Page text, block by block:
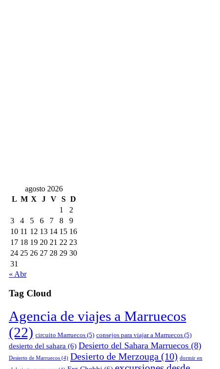
agosto 2026
L M X J V S D
1
2
3
4 5 6 7 8
9
10 11 12 13 14 15 16
17 18 19 20 21 22 23
24 25 26 27 28 29 30
31
« Abr
Tag Cloud
Agencia de viajes a Marruecos
(22) circuito Marruecos (5) consejos para viajar a Marruecos (5)
desierto del sahara (6) Desierto del Sahara Marruecos (8)
Desierto de Marruecos (4) Desierto de Merzouga (10) dormir en